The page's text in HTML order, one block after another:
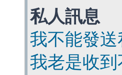
私人訊息
我不能發送
我老是收